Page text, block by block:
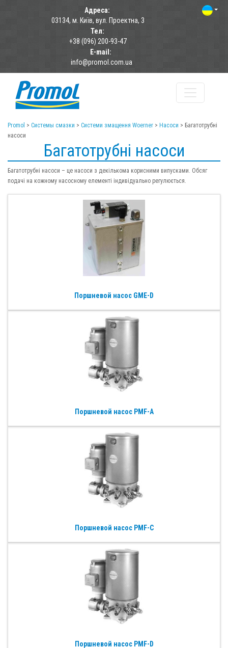
Адреса:
03134, м. Київ, вул. Проектна, 3
Тел:
+38 (096) 200-93-47
E-mail:
info@promol.com.ua
Promol > Системы смазки > Системи змащення Woerner > Насоси > Багатотрубні
насоси
Багатотрубні насоси
Багатотрубні насоси – це насоси з декількома корисними випусками. Обсяг
подачі на кожному насосному елементі індивідуально регулюється.
Поршневой насос GME-D
Поршневой насос PMF-A
Поршневой насос PMF-C
Поршневой насос PMF-D